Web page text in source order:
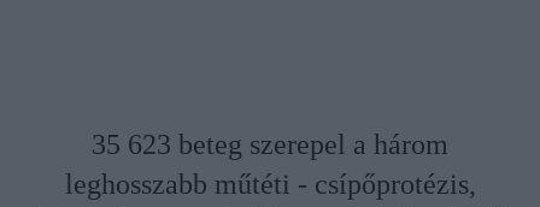
35 623 beteg szerepel a három
leghosszabb műtéti - csípőprotézis,